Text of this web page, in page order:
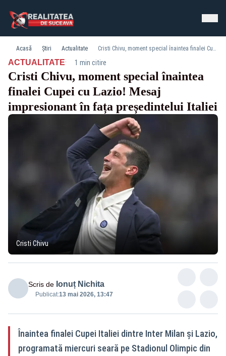
Acasă Știri Actualitate Cristi Chivu, moment special înaintea finalei Cupei cu Lazio! Mesaj impresionant în fața președintelui Italiei
ACTUALITATE· 1 min citire
Cristi Chivu, moment special înaintea
finalei Cupei cu Lazio! Mesaj
impresionant în fața președintelui Italiei
Cristi Chivu
Scris de Ionuț Nichita
Publicat:13 mai 2026, 13:47
Înaintea finalei Cupei Italiei dintre Inter Milan și Lazio,
programată miercuri seară pe Stadionul Olimpic din